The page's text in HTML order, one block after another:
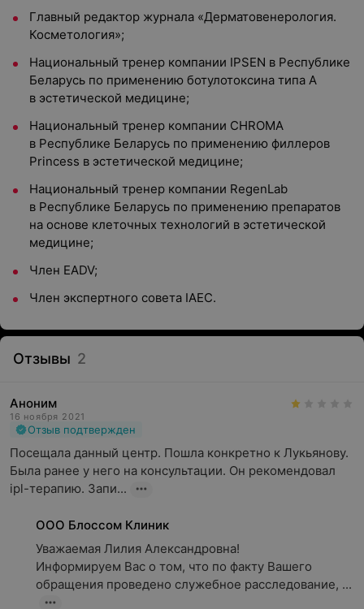
Главный редактор журнала «Дерматовенерология.
Косметология»;
Национальный тренер компании IPSEN в Республике
Беларусь по применению ботулотоксина типа А
в эстетической медицине;
Национальный тренер компании CHROMA
в Республике Беларусь по применению филлеров
Princess в эстетической медицине;
Национальный тренер компании RegenLab
в Республике Беларусь по применению препаратов
на основе клеточных технологий в эстетической
медицине;
Член EADV;
Член экспертного совета IAEC.
Отзывы 2
Аноним
16 ноября 2021
Отзыв подтвержден
Посещала данный центр. Пошла конкретно к Лукьянову.
Была ранее у него на консультации. Он рекомендовал
ipl-терапию. Запи...
ООО Блоссом Клиник
Уважаемая Лилия Александровна!
Информируем Вас о том, что по факту Вашего
обращения проведено служебное расследование, ...